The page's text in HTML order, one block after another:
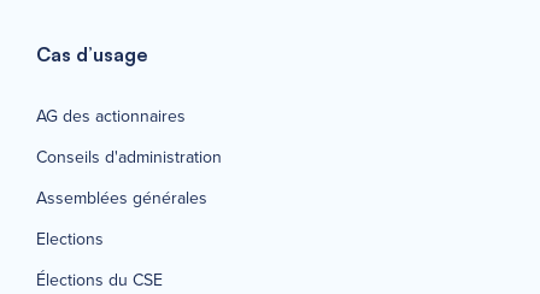
Cas d’usage
AG des actionnaires
Conseils d'administration
Assemblées générales
Elections
Élections du CSE